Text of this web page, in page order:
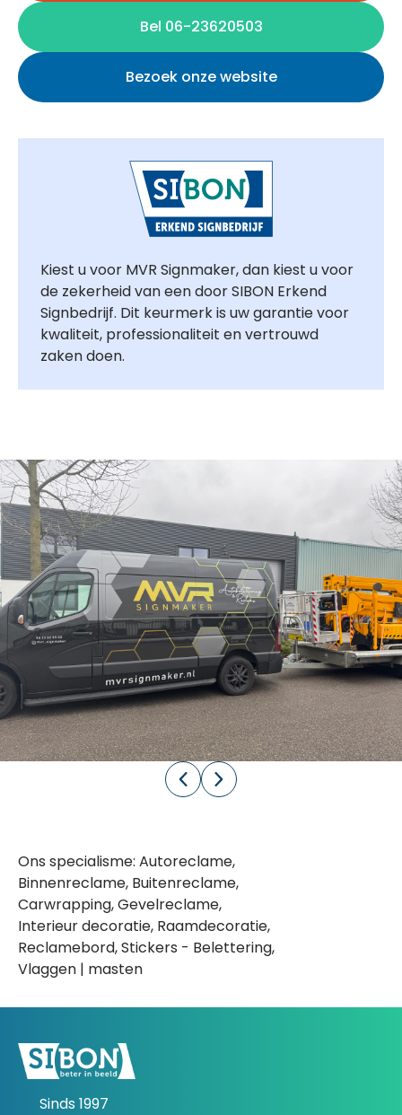
Bel 06-23620503
Bezoek onze website
Kiest u voor MVR Signmaker, dan kiest u voor
de zekerheid van een door SIBON Erkend
Signbedrijf. Dit keurmerk is uw garantie voor
kwaliteit, professionaliteit en vertrouwd
zaken doen.
Ons specialisme: Autoreclame,
Binnenreclame, Buitenreclame,
Carwrapping, Gevelreclame,
Interieur decoratie, Raamdecoratie,
Reclamebord, Stickers - Belettering,
Vlaggen | masten
Sinds 1997